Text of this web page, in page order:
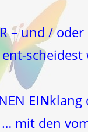
– und / oder
ent-scheidest
EINklang
mit den